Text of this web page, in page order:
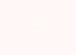
Agustus mau
jadwal aslinya!
penuh. Kalau
dikit gak